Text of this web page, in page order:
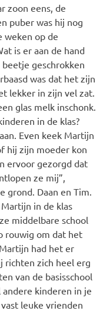
zoon eens, de
puber was hij nog
weken op de
is er aan de hand
beetje geschrokken
was dat het zijn
lekker in zijn vel zat.
glas melk inschonk.
in de klas?
Even keek Martijn
hij zijn moeder kon
ervoor gezorgd dat
ze mij”,
grond. Daan en Tim.
in de klas
middelbare school
rouwig om dat het
had het er
richten zich heel erg
van de basisschool
kinderen in je
leuke vrienden